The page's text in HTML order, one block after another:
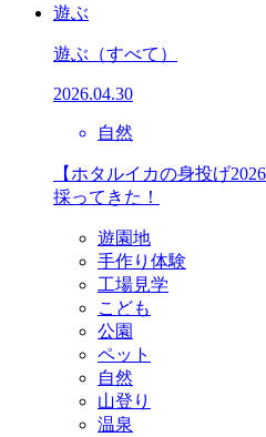
遊ぶ
遊ぶ （すべて）
2026.04.30
自然
【ホタルイカの身投げ
採ってきた！
遊園地
手作り体験
工場見学
こども
公園
ペット
自然
山登り
温泉